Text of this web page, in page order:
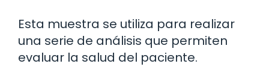
Esta muestra se utiliza para realizar
una serie de análisis que permiten
evaluar la salud del paciente.